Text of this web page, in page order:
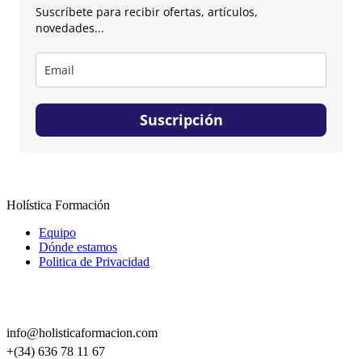
Suscríbete para recibir ofertas, artículos,
novedades...
Suscripción
Holística Formación
Equipo
Dónde estamos
Politica de Privacidad
info@holisticaformacion.com
+(34) 636 78 11 67